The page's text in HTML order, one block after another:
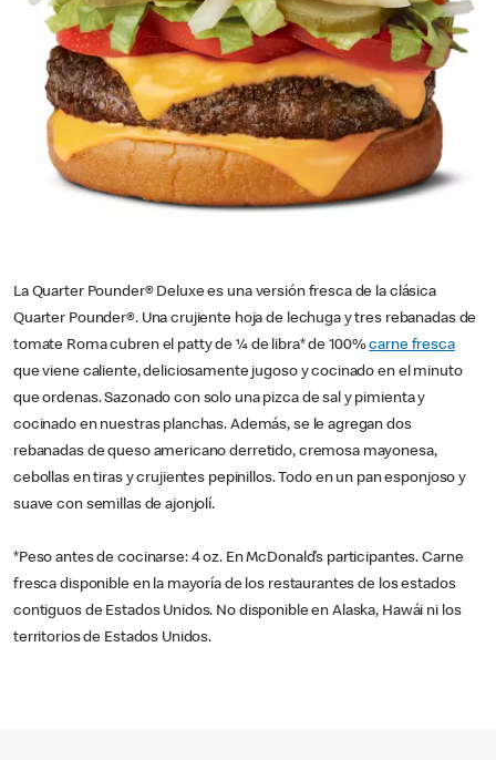
La Quarter Pounder® Deluxe es una versión fresca de la clásica
Quarter Pounder®. Una crujiente hoja de lechuga y tres rebanadas de
tomate Roma cubren el patty de ¼ de libra* de 100%carne fresca
que viene caliente, deliciosamente jugoso y cocinado en el minuto
que ordenas. Sazonado con solo una pizca de sal y pimienta y
cocinado en nuestras planchas. Además, se le agregan dos
rebanadas de queso americano derretido, cremosa mayonesa,
cebollas en tiras y crujientes pepinillos. Todo en un pan esponjoso y
suave con semillas de ajonjolí.
*Peso antes de cocinarse: 4 oz. En McDonald’s participantes. Carne
fresca disponible en la mayoría de los restaurantes de los estados
contiguos de Estados Unidos. No disponible en Alaska, Hawái ni los
territorios de Estados Unidos.